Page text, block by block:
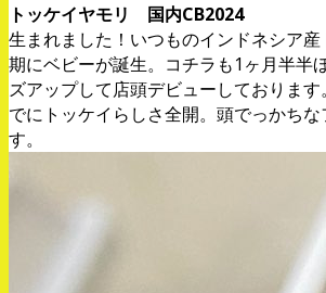
トッケイヤモリ 国内CB2024
生まれました！いつものインドネシア
期にベビーが誕生。コチラも1ヶ月半半
ズアップして店頭デビューしておりま
でにトッケイらしさ全開。頭でっかち
す。